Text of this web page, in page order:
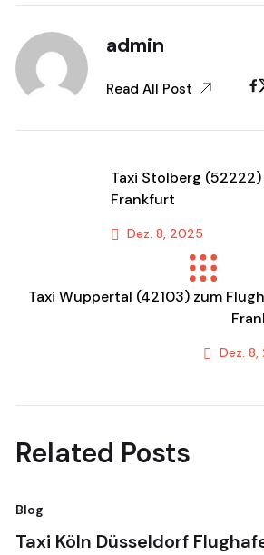
admin
Read All Post
Taxi Stolberg
Frankfurt
Dez. 8, 2025
Previous Post
Taxi Wuppertal (42103) zum
Dez.
Related Posts
Blog
Taxi Köln Düsseldorf